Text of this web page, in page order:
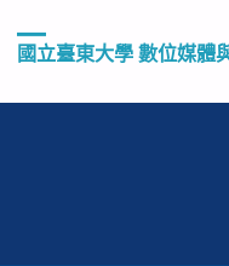
國立臺東大學 數位媒體